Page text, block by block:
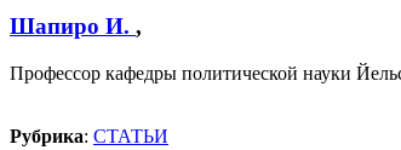
Шапиро И. ,
Профессор кафедры политической науки
Рубрика: СТАТЬИ